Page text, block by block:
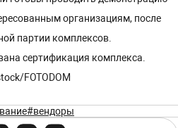
организациям, после
партии комплексов.
сертификация комплекса.
FOTODOM
#вендоры